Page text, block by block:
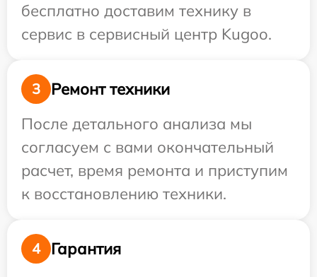
бесплатно доставим технику в
сервис в сервисный центр Kugoo.
3
Ремонт техники
После детального анализа мы
согласуем с вами окончательный
расчет, время ремонта и приступим
к восстановлению техники.
4
Гарантия